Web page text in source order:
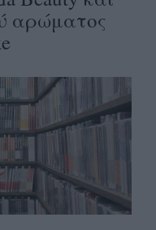
αρώματος